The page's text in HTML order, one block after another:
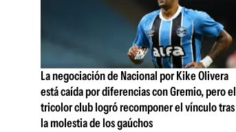
La negociación de Nacional por Kike Olivera
está caída por diferencias con Gremio, pero el
tricolor club logró recomponer el vínculo tras
la molestia de los gaúchos